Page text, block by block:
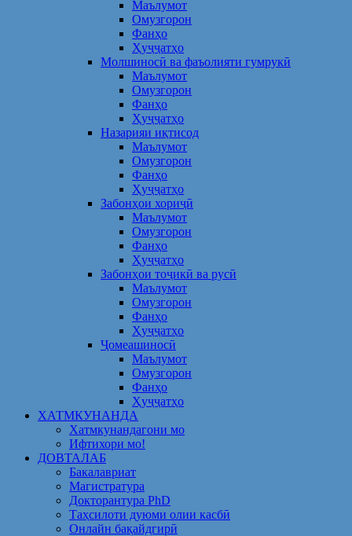
Маълумот
Омузгорон
Фанҳо
Ҳуҷҷатҳо
Молшиносӣ ва фаъолияти гумрукӣ
Маълумот
Омузгорон
Фанҳо
Ҳуҷҷатҳо
Назарияи иқтисод
Маълумот
Омузгорон
Фанҳо
Ҳуҷҷатҳо
Забонҳои хориҷӣ
Маълумот
Омузгорон
Фанҳо
Ҳуҷҷатҳо
Забонҳои тоҷикӣ ва русӣ
Маълумот
Омузгорон
Фанҳо
Ҳуҷҷатҳо
Ҷомеашиносӣ
Маълумот
Омузгорон
Фанҳо
Ҳуҷҷатҳо
ХАТМКУНАНДА
Хатмкунандагони мо
Ифтихори мо!
ДОВТАЛАБ
Бакалавриат
Магистратура
Докторантура PhD
Таҳсилоти дуюми олии касбӣ
Онлайн бақайдгирӣ